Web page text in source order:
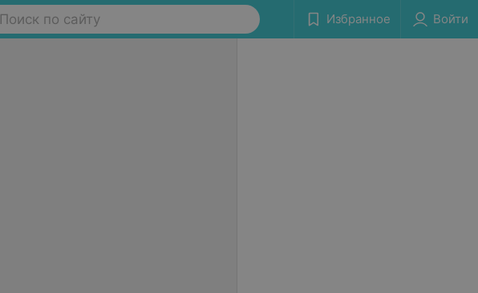
Поиск по сайту Избранное Войти